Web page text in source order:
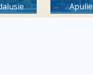
Apulie